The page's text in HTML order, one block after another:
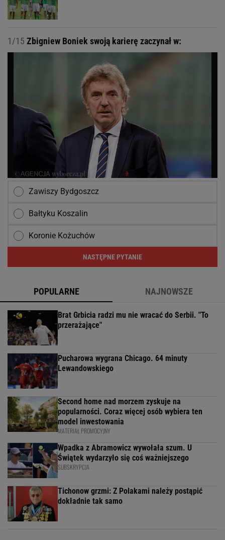
1/15 Zbigniew Boniek swoją karierę zaczynał w:
Zawiszy Bydgoszcz
Bałtyku Koszalin
Koronie Kożuchów
NASTĘPNE PYTANIE
POPULARNE NAJNOWSZE
Brat Grbicia radzi mu nie wracać do Serbii. "To
przerażające"
Pucharowa wygrana Chicago. 64 minuty
Lewandowskiego
Second home nad morzem zyskuje na
popularności. Coraz więcej osób wybiera ten
model inwestowania
MATERIAŁ PROMOCYJNY
Wpadka z Abramowicz wywołała szum. U
Świątek wydarzyło się coś ważniejszego
SUBSKRYPCJA
Tichonow grzmi: Z Polakami należy postąpić
dokładnie tak samo